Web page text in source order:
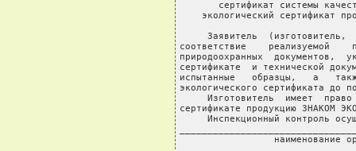
сертификат системы
экологический сертификат
Заявитель  (изготовитель,
соответствие    реализуемой
природоохранных  документов,
сертификате  и технической
испытанные   образцы,   а
экологического сертификата до
Изготовитель  имеет
сертификате продукцию ЗНАКОМ
Инспекционный контроль
наименование